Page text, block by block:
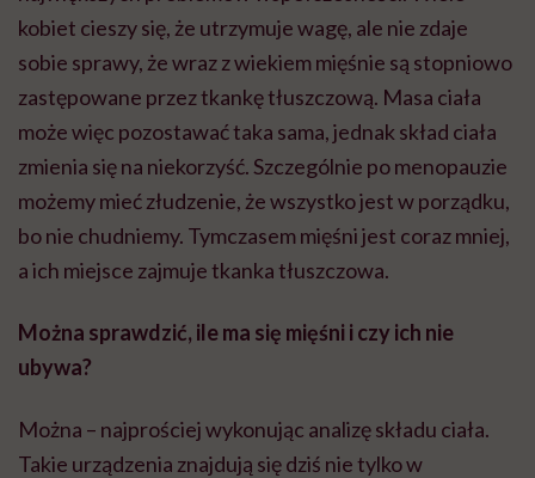
kobiet cieszy się, że utrzymuje wagę, ale nie zdaje
sobie sprawy, że wraz z wiekiem mięśnie są stopniowo
zastępowane przez tkankę tłuszczową. Masa ciała
może więc pozostawać taka sama, jednak skład ciała
zmienia się na niekorzyść. Szczególnie po menopauzie
możemy mieć złudzenie, że wszystko jest w porządku,
bo nie chudniemy. Tymczasem mięśni jest coraz mniej,
a ich miejsce zajmuje tkanka tłuszczowa.
Można sprawdzić, ile ma się mięśni i czy ich nie
ubywa?
Można – najprościej wykonując analizę składu ciała.
Takie urządzenia znajdują się dziś nie tylko w